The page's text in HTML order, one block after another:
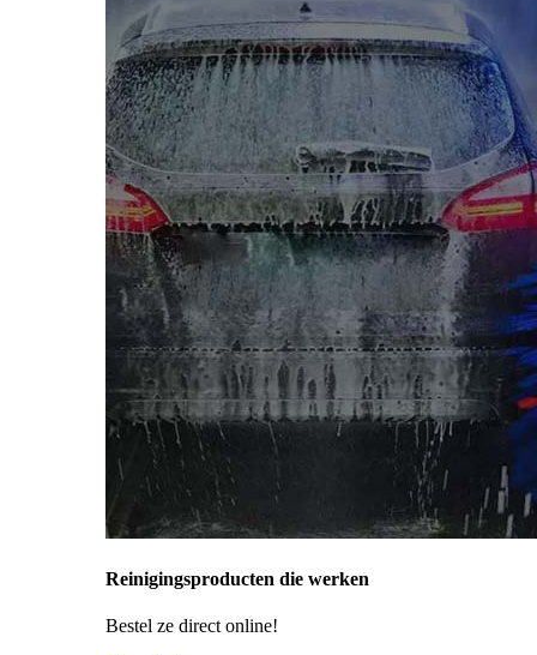
Reinigingsproducten die werken
Bestel ze direct online!